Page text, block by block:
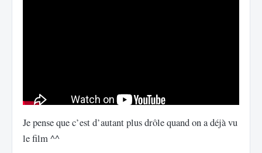
Je pense que c’est d’autant plus drôle quand on a déjà vu
le film ^^